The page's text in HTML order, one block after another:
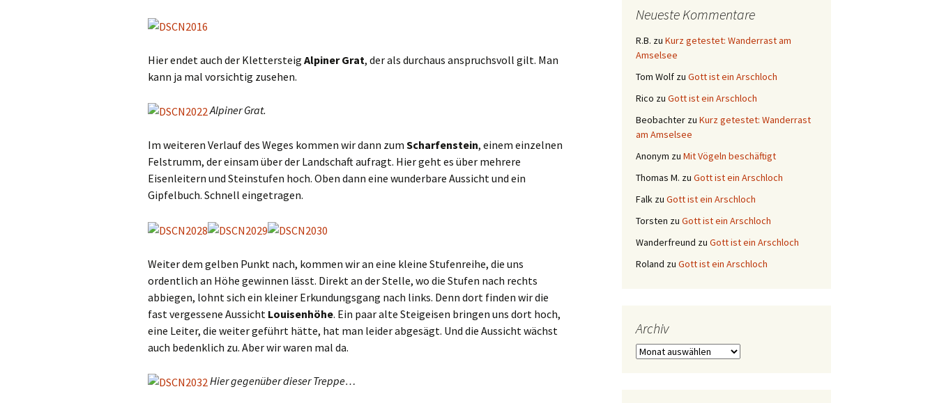
Hier endet auch der Klettersteig Alpiner Grat, der als durchaus anspruchsvoll gilt. Man
kann ja mal vorsichtig zusehen.
Alpiner Grat.
Im weiteren Verlauf des Weges kommen wir dann zum Scharfenstein, einem einzelnen
Felstrumm, der einsam über der Landschaft aufragt. Hier geht es über mehrere
Eisenleitern und Steinstufen hoch. Oben dann eine wunderbare Aussicht und ein
Gipfelbuch. Schnell eingetragen.
Weiter dem gelben Punkt nach, kommen wir an eine kleine Stufenreihe, die uns
ordentlich an Höhe gewinnen lässt. Direkt an der Stelle, wo die Stufen nach rechts
abbiegen, lohnt sich ein kleiner Erkundungsgang nach links. Denn dort finden wir die
fast vergessene Aussicht Louisenhöhe. Ein paar alte Steigeisen bringen uns dort hoch,
eine Leiter, die weiter geführt hätte, hat man leider abgesägt. Und die Aussicht wächst
auch bedenklich zu. Aber wir waren mal da.
Hier gegenüber dieser Treppe…
Neueste Kommentare
R.B. zu Kurz getestet: Wanderrast am
Amselsee
Tom Wolf zu Gott ist ein Arschloch
Rico zu Gott ist ein Arschloch
Beobachter zu Kurz getestet: Wanderrast
am Amselsee
Anonym zu Mit Vögeln beschäftigt
Thomas M. zu Gott ist ein Arschloch
Falk zu Gott ist ein Arschloch
Torsten zu Gott ist ein Arschloch
Wanderfreund zu Gott ist ein Arschloch
Roland zu Gott ist ein Arschloch
Archiv
Archiv